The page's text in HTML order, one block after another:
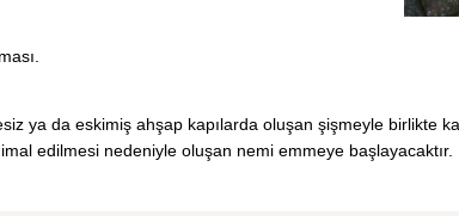
ya da eskimiş ahşap kapılarda oluşan şişmeyle birlikte
edilmesi nedeniyle oluşan nemi emmeye başlayacaktır.